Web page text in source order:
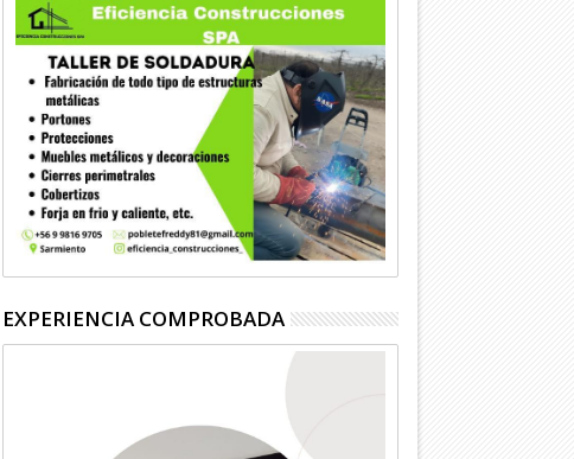
EXPERIENCIA COMPROBADA